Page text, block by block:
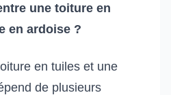
une toiture en
en ardoise ?
en tuiles et une
de plusieurs